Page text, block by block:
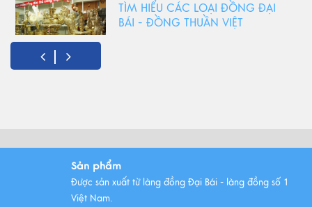
TÌM HIỂU CÁC LOẠI ĐỒNG ĐẠI
BÁI - ĐỒNG THUẦN VIỆT
Những bộ ngũ sự đồng Đại Bái
Sản phẩm
Được sản xuất từ làng đồng Đại Bái - làng đồng số 1
Việt Nam.